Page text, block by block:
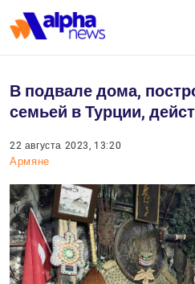
В подвале дома,
семьей в Турции,
22 августа 2023, 13:20
Армяне